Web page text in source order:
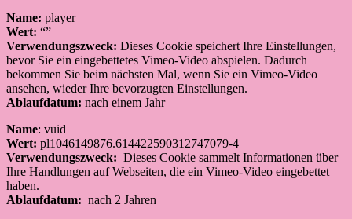
Name: player
Wert: “”
Verwendungszweck: Dieses Cookie speichert Ihre Einstellungen,
bevor Sie ein eingebettetes Vimeo-Video abspielen. Dadurch
bekommen Sie beim nächsten Mal, wenn Sie ein Vimeo-Video
ansehen, wieder Ihre bevorzugten Einstellungen.
Ablaufdatum: nach einem Jahr
Name: vuid
Wert: pl1046149876.614422590312747079-4
Verwendungszweck: Dieses Cookie sammelt Informationen über
Ihre Handlungen auf Webseiten, die ein Vimeo-Video eingebettet
haben.
Ablaufdatum: nach 2 Jahren